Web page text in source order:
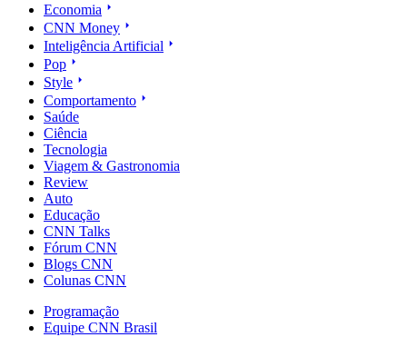
Economia
CNN Money
Inteligência Artificial
Pop
Style
Comportamento
Saúde
Ciência
Tecnologia
Viagem & Gastronomia
Review
Auto
Educação
CNN Talks
Fórum CNN
Blogs CNN
Colunas CNN
Programação
Equipe CNN Brasil